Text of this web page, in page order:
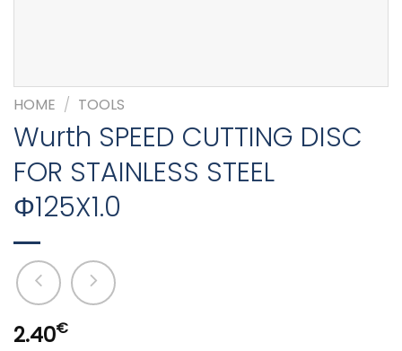
HOME / TOOLS
Wurth SPEED CUTTING DISC
FOR STAINLESS STEEL
Φ125X1.0
2.40€